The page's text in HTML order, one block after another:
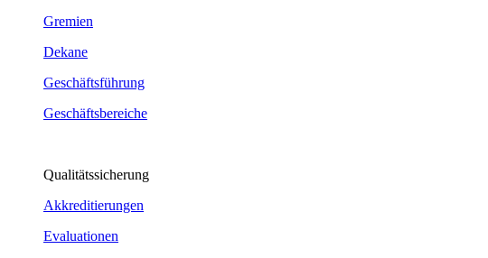
Gremien
Dekane
Geschäftsführung
Geschäftsbereiche
Qualitätssicherung
Akkreditierungen
Evaluationen